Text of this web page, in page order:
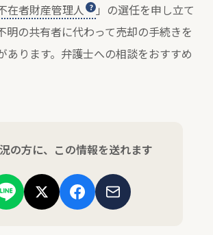
在者財産管理人
」の選任を申し立て
明の共有者に代わって売却の手続きを
あります。弁護士への相談をおすすめ
の方に、この情報を送れます